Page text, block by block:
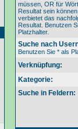
müssen, OR für
Resultat sein
verbietet das
Resultat. Benutzen
Platzhalter.
Suche nach
Benutzen Sie * als
Verknüpfung:
Kategorie:
Suche in Feldern: